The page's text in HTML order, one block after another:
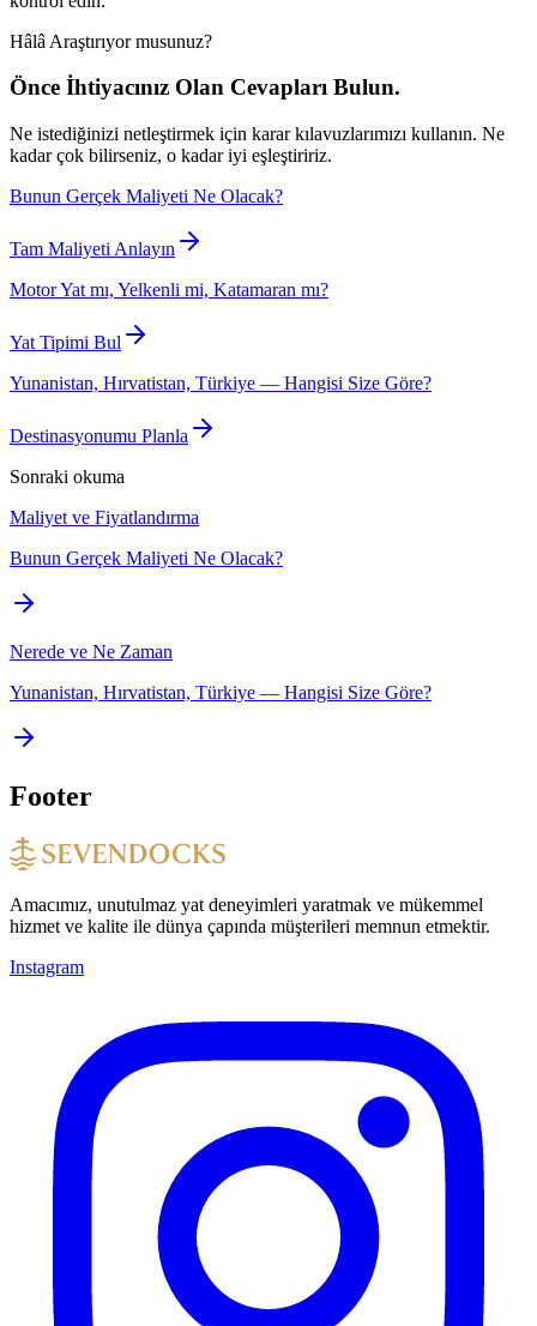
Hâlâ Araştırıyor musunuz?
Önce İhtiyacınız Olan Cevapları Bulun.
Ne istediğinizi netleştirmek için karar kılavuzlarımızı kullanın. Ne
kadar çok bilirseniz, o kadar iyi eşleştiririz.
Bunun Gerçek Maliyeti Ne Olacak?
Tam Maliyeti Anlayın
Motor Yat mı, Yelkenli mi, Katamaran mı?
Yat Tipimi Bul
Yunanistan, Hırvatistan, Türkiye — Hangisi Size Göre?
Destinasyonumu Planla
Sonraki okuma
Maliyet ve Fiyatlandırma
Bunun Gerçek Maliyeti Ne Olacak?
Nerede ve Ne Zaman
Yunanistan, Hırvatistan, Türkiye — Hangisi Size Göre?
Footer
Amacımız, unutulmaz yat deneyimleri yaratmak ve mükemmel
hizmet ve kalite ile dünya çapında müşterileri memnun etmektir.
Instagram